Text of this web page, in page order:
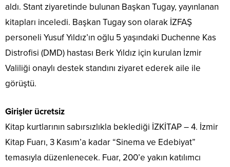
aldı. Stant ziyaretinde bulunan Başkan Tugay, yayınlanan
kitapları inceledi. Başkan Tugay son olarak İZFAŞ
personeli Yusuf Yıldız’ın oğlu 5 yaşındaki Duchenne Kas
Distrofisi (DMD) hastası Berk Yıldız için kurulan İzmir
Valiliği onaylı destek standını ziyaret ederek aile ile
görüştü.
Girişler ücretsiz
Kitap kurtlarının sabırsızlıkla beklediği İZKİTAP – 4. İzmir
Kitap Fuarı, 3 Kasım’a kadar “Sinema ve Edebiyat”
temasıyla düzenlenecek. Fuar, 200’e yakın katılımcı